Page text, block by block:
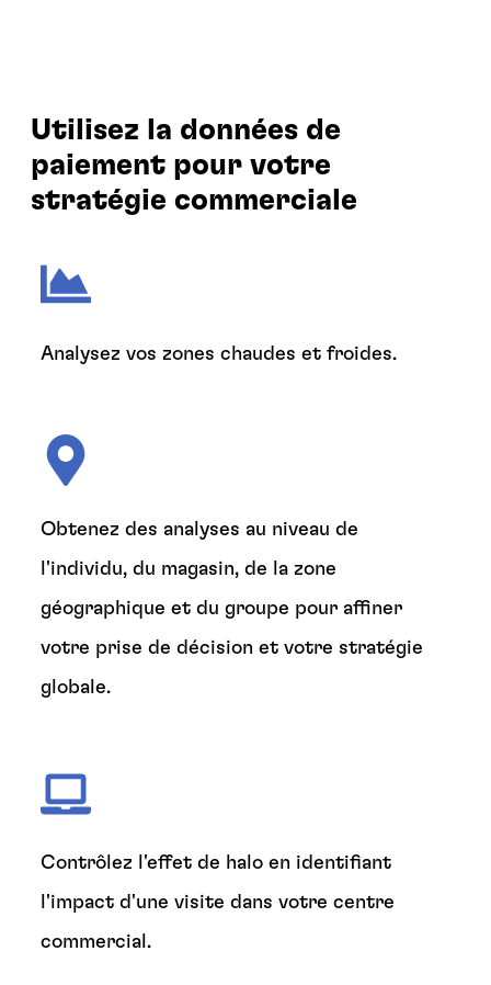
Utilisez la données de
paiement pour votre
stratégie commerciale
Analysez vos zones chaudes et froides.
Obtenez des analyses au niveau de
l'individu, du magasin, de la zone
géographique et du groupe pour affiner
votre prise de décision et votre stratégie
globale.
Contrôlez l'effet de halo en identifiant
l'impact d'une visite dans votre centre
commercial.